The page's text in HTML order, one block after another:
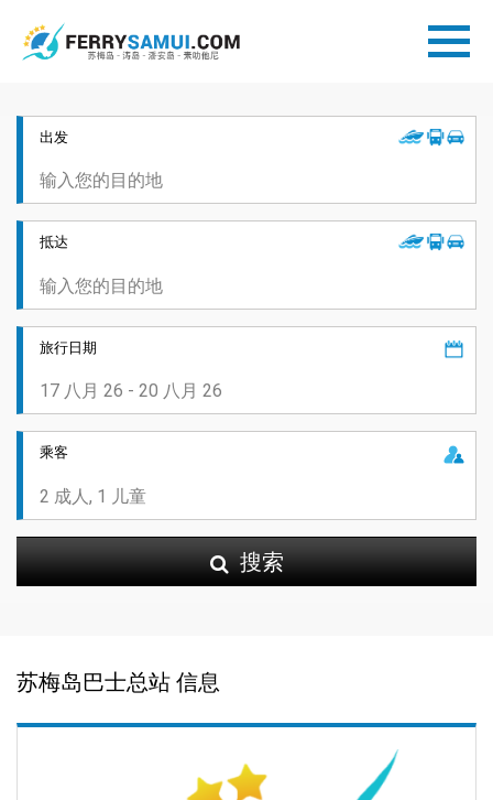
出发
抵达
旅行日期
乘客
搜索
苏梅岛巴士总站 信息